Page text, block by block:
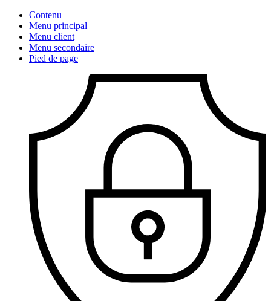
Contenu
Menu principal
Menu client
Menu secondaire
Pied de page